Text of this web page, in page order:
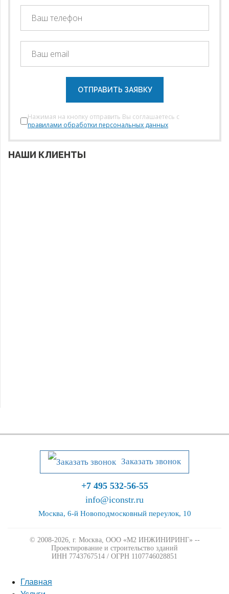
ОТПРАВИТЬ ЗАЯВКУ
Нажимая на кнопку отправить Вы соглашаетесь с
правилами обработки персональных данных
НАШИ КЛИЕНТЫ
Заказать звонок
+7 495 532-56-55
info@iconstr.ru
Москва, 6-й Новоподмосковный переулок, 10
© 2008-2026, г. Москва, ООО «М2 ИНЖИНИРИНГ» --
Проектирование и строительство зданий
ИНН 7743767514 / ОГРН 1107746028851
Главная